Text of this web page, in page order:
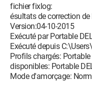
fichier fixlog:
ésultats de correction
Version:04-10-2015
Exécuté par Portable
Exécuté depuis
Profils chargés:
disponibles: Portable
Mode d'amorçage: